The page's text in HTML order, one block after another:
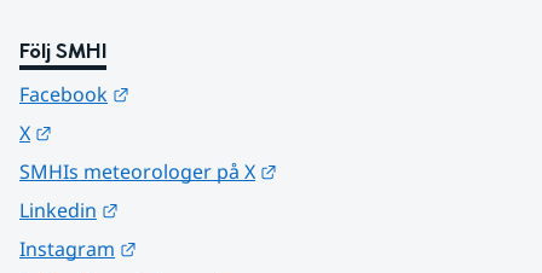
Följ SMHI
Facebook
X
SMHIs meteorologer på X
Linkedin
Instagram